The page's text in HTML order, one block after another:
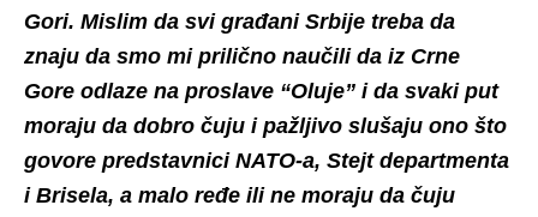
Gori. Mislim da svi građani Srbije treba da
znaju da smo mi prilično naučili da iz Crne
Gore odlaze na proslave “Oluje” i da svaki put
moraju da dobro čuju i pažljivo slušaju ono što
govore predstavnici NATO-a, Stejt departmenta
i Brisela, a malo ređe ili ne moraju da čuju